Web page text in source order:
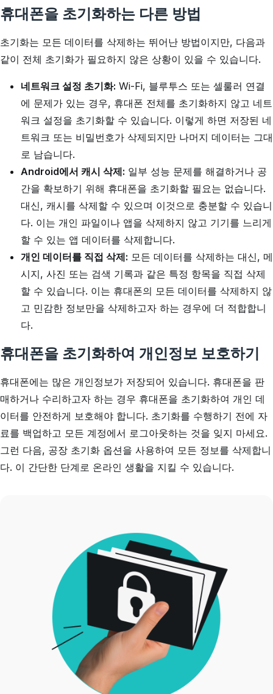
휴대폰을 초기화하는 다른 방법
초기화는 모든 데이터를 삭제하는 뛰어난 방법이지만, 다음과
같이 전체 초기화가 필요하지 않은 상황이 있을 수 있습니다.
네트워크 설정 초기화: Wi-Fi, 블루투스 또는 셀룰러 연결
에 문제가 있는 경우, 휴대폰 전체를 초기화하지 않고 네트
워크 설정을 초기화할 수 있습니다. 이렇게 하면 저장된 네
트워크 또는 비밀번호가 삭제되지만 나머지 데이터는 그대
로 남습니다.
Android에서 캐시 삭제: 일부 성능 문제를 해결하거나 공
간을 확보하기 위해 휴대폰을 초기화할 필요는 없습니다.
대신, 캐시를 삭제할 수 있으며 이것으로 충분할 수 있습니
다. 이는 개인 파일이나 앱을 삭제하지 않고 기기를 느리게
할 수 있는 앱 데이터를 삭제합니다.
개인 데이터를 직접 삭제: 모든 데이터를 삭제하는 대신, 메
시지, 사진 또는 검색 기록과 같은 특정 항목을 직접 삭제
할 수 있습니다. 이는 휴대폰의 모든 데이터를 삭제하지 않
고 민감한 정보만을 삭제하고자 하는 경우에 더 적합합니
다.
휴대폰을 초기화하여 개인정보 보호하기
휴대폰에는 많은 개인정보가 저장되어 있습니다. 휴대폰을 판
매하거나 수리하고자 하는 경우 휴대폰을 초기화하여 개인 데
이터를 안전하게 보호해야 합니다. 초기화를 수행하기 전에 자
료를 백업하고 모든 계정에서 로그아웃하는 것을 잊지 마세요.
그런 다음, 공장 초기화 옵션을 사용하여 모든 정보를 삭제합니
다. 이 간단한 단계로 온라인 생활을 지킬 수 있습니다.